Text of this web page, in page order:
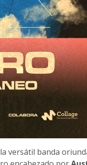
versátil banda